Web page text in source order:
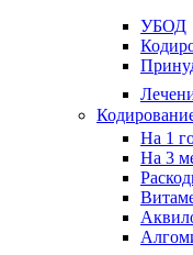
УБОД
На 1
На 3